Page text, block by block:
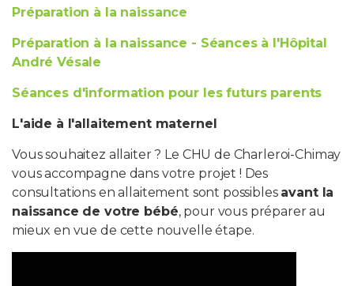
Préparation à la naissance
Préparation à la naissance - Séances à l'Hôpital
André Vésale
Séances d'information pour les futurs parents
L'aide à l'allaitement maternel
Vous souhaitez allaiter ? Le CHU de Charleroi-Chimay
vous accompagne dans votre projet ! Des
consultations en allaitement sont possibles avant la
naissance de votre bébé, pour vous préparer au
mieux en vue de cette nouvelle étape.